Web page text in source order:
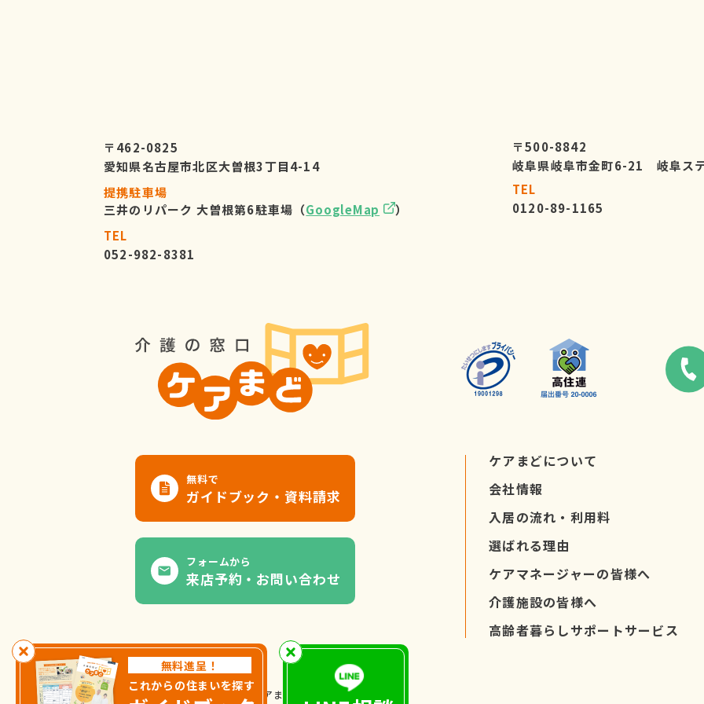
無料進呈！
これからの住まいを探す
〒462-0825
愛知県名古屋市北区大曽根3丁目4-14
提携駐車場
三井のリパーク 大曽根第6駐車場（GoogleMap
）
TEL
052-982-8381
〒500-8842
岐阜県岐阜市金町6-21 岐阜ス
TEL
0120-89-1165
無料で
ガイドブック・資料請求
フォームから
来店予約・お問い合わせ
ケアまどについて
会社情報
入居の流れ・ 利用料
選ばれる理由
ケアマネージャーの皆様へ
介護施設の皆様へ
高齢者暮らしサポートサービス
© All Rights Reserved. ケアまど